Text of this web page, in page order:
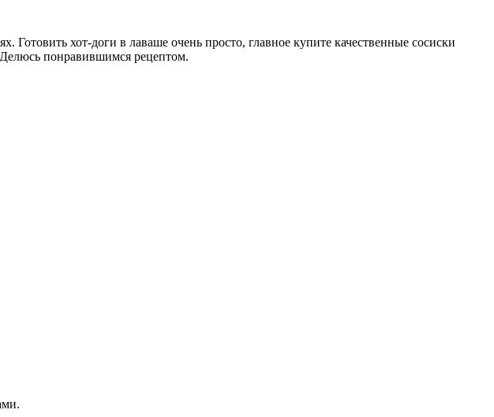
хот-доги в лаваше очень просто, главное купите качественные сосиски
Делюсь понравившимся рецептом.